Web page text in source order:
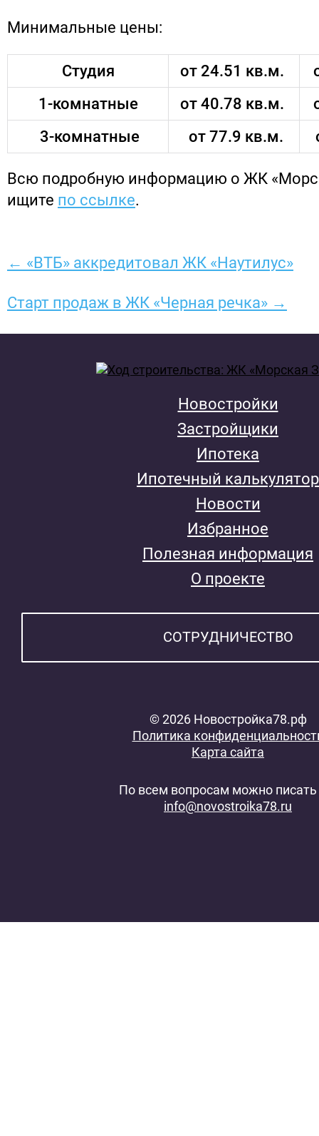
Минимальные цены:
Студия от 24.51 кв.м.
1-комнатные
от 40.78 кв.м.
3-комнатные
от 77.9 кв.м.
Всю подробную информацию о ЖК
ищите по ссылке.
← «ВТБ» аккредитовал ЖК «Наутилус»
Старт продаж в ЖК «Черная речка» →
Новостройки
Застройщики
Ипотека
Ипотечный калькулятор
Новости
Избранное
Полезная информация
О проекте
СОТРУДНИЧЕСТВО
© 2026 Новостройка78.рф
Политика
Карта сайта
По всем вопросам можно писать
info@novostroika78.ru